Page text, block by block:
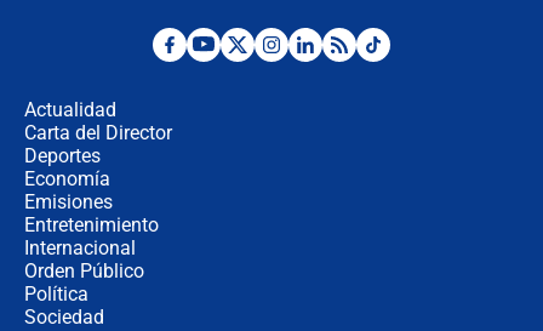
Posesión de Abelardo De La Espriella
Actualidad
Carta del Director
Deportes
Economía
Emisiones
Entretenimiento
Internacional
Orden Público
Política
Sociedad